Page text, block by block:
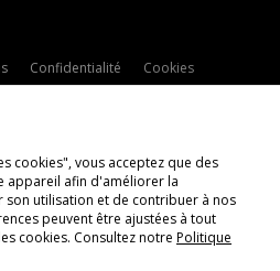
Confidentialité
Cookies
cookies", vous acceptez que des
appareil afin d'améliorer la
son utilisation et de contribuer à nos
peuvent être ajustées à tout
cookies. Consultez notre Politique